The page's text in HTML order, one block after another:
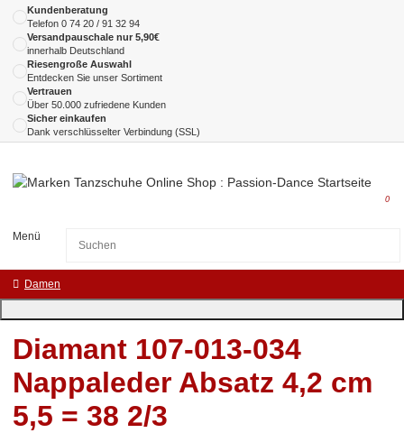
Kundenberatung
Telefon 0 74 20 / 91 32 94
Versandpauschale nur 5,90€
innerhalb Deutschland
Riesengroße Auswahl
Entdecken Sie unser Sortiment
Vertrauen
Über 50.000 zufriedene Kunden
Sicher einkaufen
Dank verschlüsselter Verbindung (SSL)
Menü
0
Damen
Diamant 107-013-034
Nappaleder Absatz 4,2 cm
5,5 = 38 2/3